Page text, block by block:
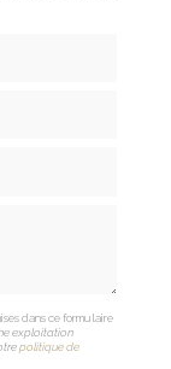
dans ce formulaire
exploitation
politique de